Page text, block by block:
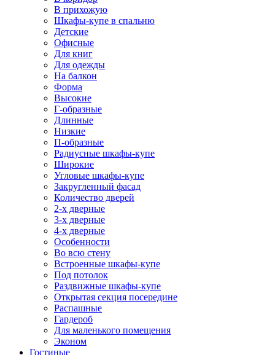
В прихожую
Шкафы-купе в спальню
Детские
Офисные
Для книг
Для одежды
На балкон
Форма
Высокие
Г-образные
Длинные
Низкие
П-образные
Радиусные шкафы-купе
Широкие
Угловые шкафы-купе
Закругленный фасад
Количество дверей
2-х дверные
3-х дверные
4-х дверные
Особенности
Во всю стену
Встроенные шкафы-купе
Под потолок
Раздвижные шкафы-купе
Открытая секция посередине
Распашные
Гардероб
Для маленького помещения
Эконом
Гостиные